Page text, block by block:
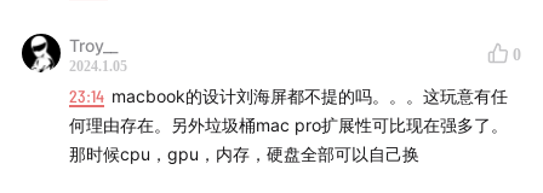
节目 RSS 链接
Apple Podcasts
小宇宙
YouTube
Troy__
2024.1.05
0
23:14 macbook的设计刘海屏都不提的吗。。。这玩意有任
何理由存在。另外垃圾桶mac pro扩展性可比现在强多了。
那时候cpu，gpu，内存，硬盘全部可以自己换